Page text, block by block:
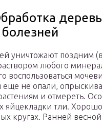
болезней
уничтожают поздним
любого
воспользоваться
еще не опали,
и отмереть.
тли.
кругах. Ранней